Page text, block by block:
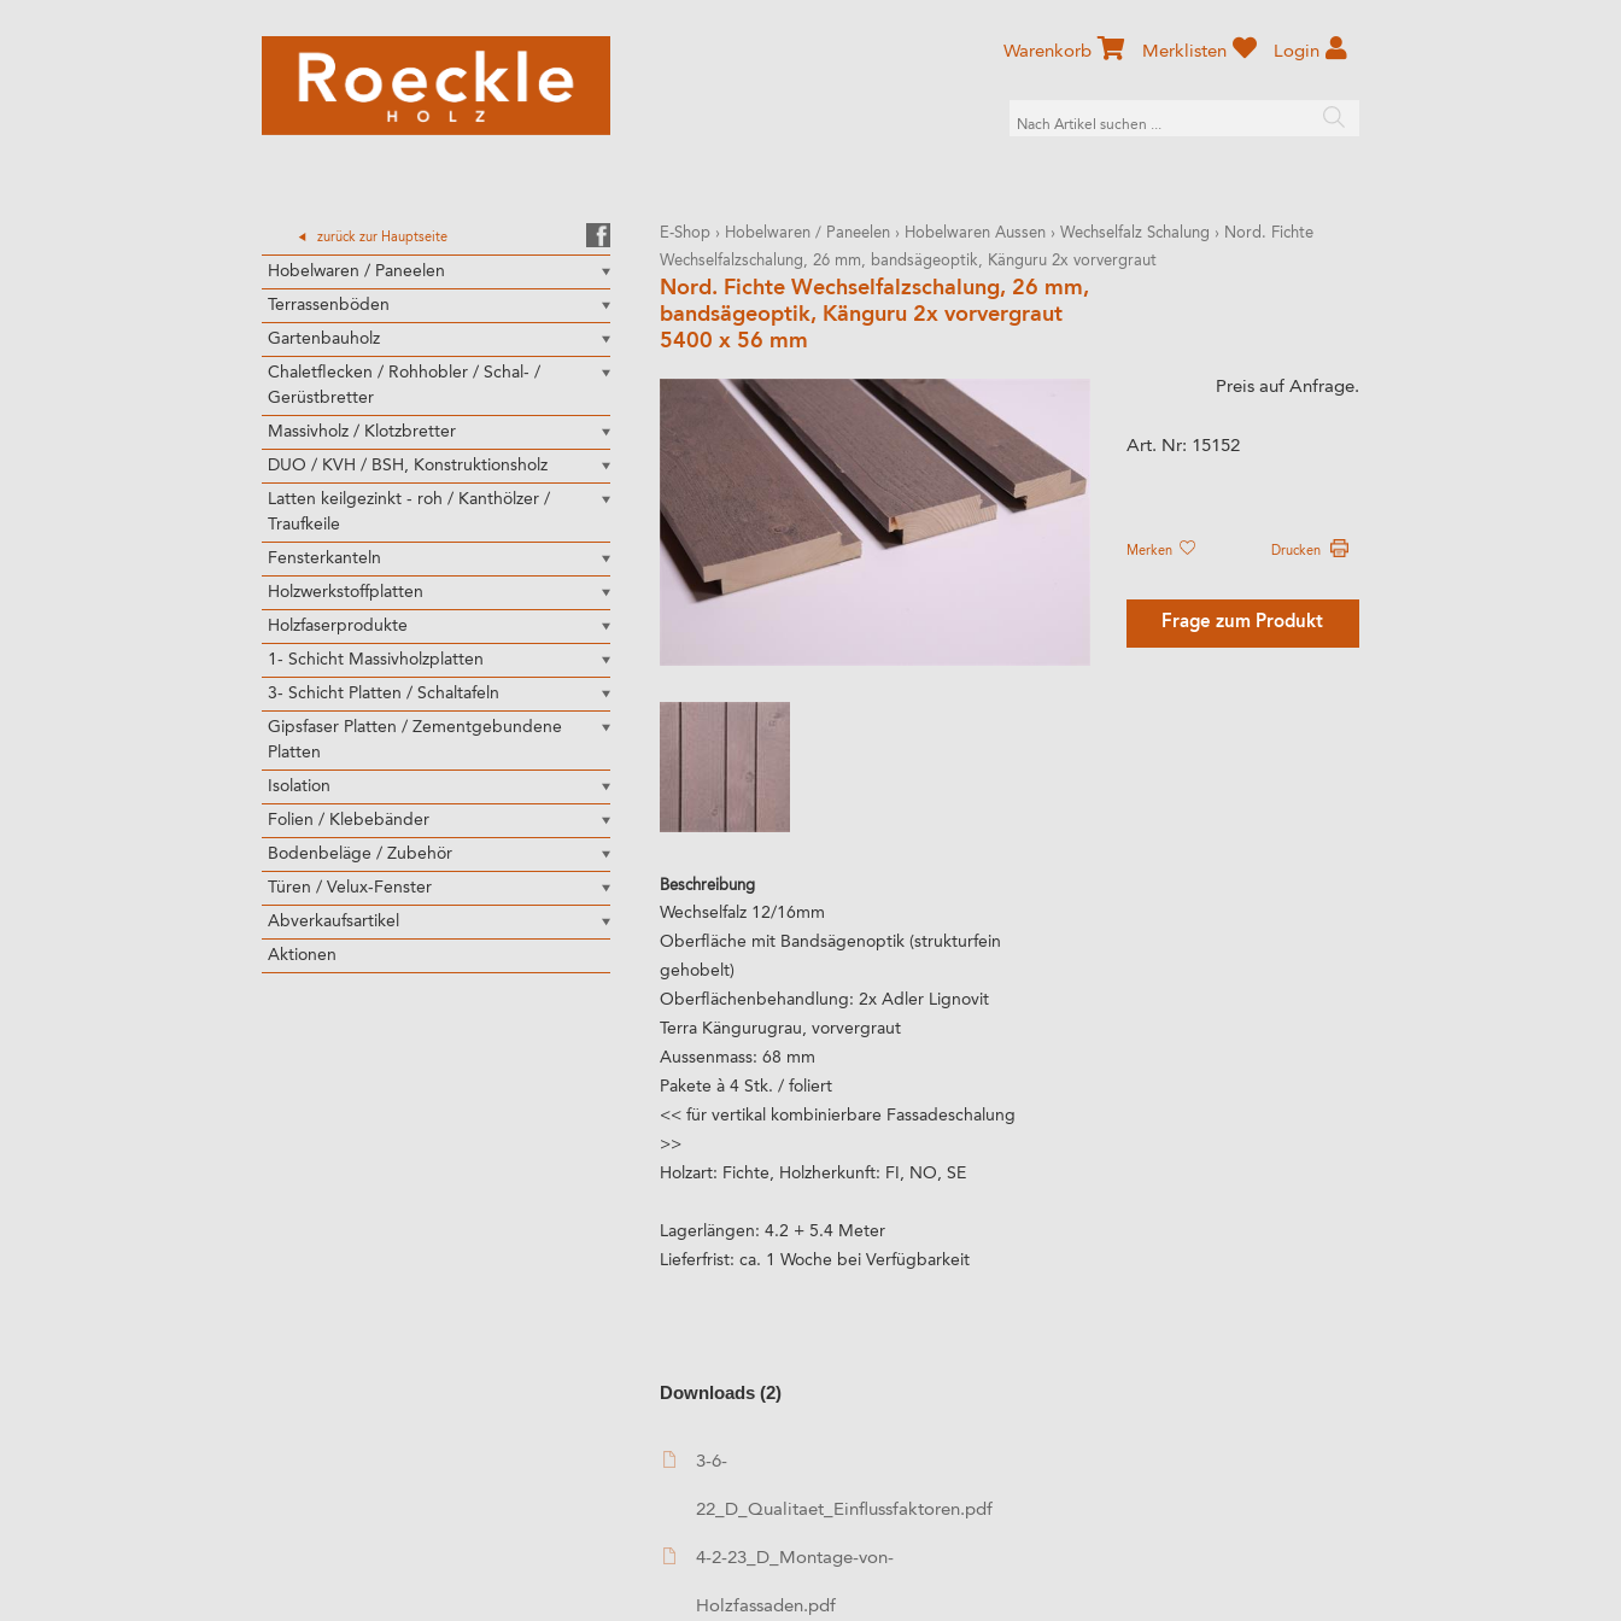
zurück zur Hauptseite
Hobelwaren / Paneelen
Terrassenböden
Gartenbauholz
Chaletflecken / Rohhobler / Schal- /
Gerüstbretter
Massivholz / Klotzbretter
DUO / KVH / BSH, Konstruktionsholz
Latten keilgezinkt - roh / Kanthölzer /
Traufkeile
Fensterkanteln
Holzwerkstoffplatten
Holzfaserprodukte
1- Schicht Massivholzplatten
3- Schicht Platten / Schaltafeln
Gipsfaser Platten / Zementgebundene
Platten
Isolation
Folien / Klebebänder
Bodenbeläge / Zubehör
Türen / Velux-Fenster
Abverkaufsartikel
Aktionen
Warenkorb Merklisten Login
E-Shop › Hobelwaren / Paneelen › Hobelwaren Aussen › Wechselfalz Schalung › Nord. Fichte
Wechselfalzschalung, 26 mm, bandsägeoptik, Känguru 2x vorvergraut
Nord. Fichte Wechselfalzschalung, 26 mm,
bandsägeoptik, Känguru 2x vorvergraut
5400 x 56 mm
Beschreibung
Wechselfalz 12/16mm
Oberfläche mit Bandsägenoptik (strukturfein
gehobelt)
Oberflächenbehandlung: 2x Adler Lignovit
Terra Kängurugrau, vorvergraut
Aussenmass: 68 mm
Pakete à 4 Stk. / foliert
<< für vertikal kombinierbare Fassadeschalung
>>
Holzart: Fichte, Holzherkunft: FI, NO, SE
Lagerlängen: 4.2 + 5.4 Meter
Lieferfrist: ca. 1 Woche bei Verfügbarkeit
Preis auf Anfrage.
Art. Nr: 15152
Merken Drucken
Frage zum Produkt
Downloads (2)
3-6-
22_D_Qualitaet_Einflussfaktoren.pdf
4-2-23_D_Montage-von-
Holzfassaden.pdf